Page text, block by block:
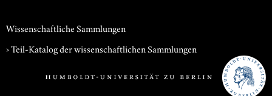
Wissenschaftliche Sammlungen
› Teil-Katalog der wissenschaftlichen Sammlungen